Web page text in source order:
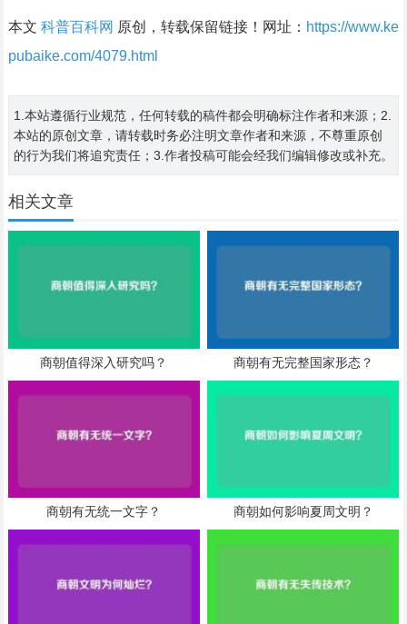
本文 科普百科网 原创，转载保留链接！网址： https://www.ke
pubaike.com/4079.html
1.本站遵循行业规范，任何转载的稿件都会明确标注作者和来源；2.
本站的原创文章，请转载时务必注明文章作者和来源，不尊重原创
的行为我们将追究责任；3.作者投稿可能会经我们编辑修改或补充。
相关文章
商朝值得深入研究吗？ 商朝有无完整国家形态？
商朝有无统一文字？ 商朝如何影响夏周文明？